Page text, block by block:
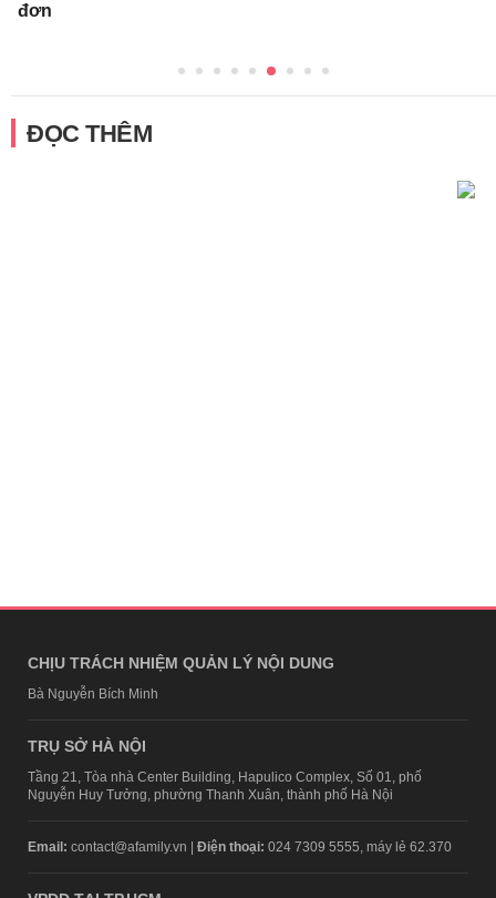
đơn
ĐỌC THÊM
CHỊU TRÁCH NHIỆM QUẢN LÝ NỘI DUNG
Bà Nguyễn Bích Minh
TRỤ SỞ HÀ NỘI
Tầng 21, Tòa nhà Center Building, Hapulico Complex, Số 01, phố
Nguyễn Huy Tưởng, phường Thanh Xuân, thành phố Hà Nội
Email: contact@afamily.vn | Điện thoại: 024 7309 5555, máy lẻ 62.370